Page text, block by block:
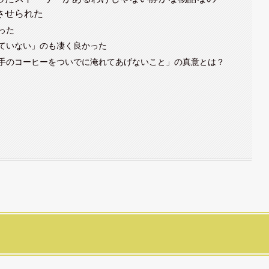
せられた
た
いない」のも凄く良かった
のコーヒーをついでに淹れてあげないこと」の真意とは？